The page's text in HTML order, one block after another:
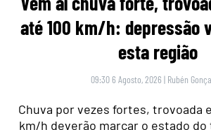
até 100 km/h: depressão
esta região
09:30 6 Agosto, 2026 | Rubén
Chuva por vezes fortes, trovoada
km/h deverão marcar o estado